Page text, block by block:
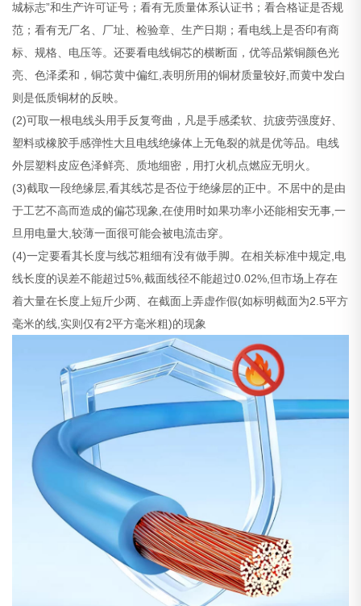
城标志”和生产许可证号；看有无质量体系认证书；看合格证是否规
范；看有无厂名、厂址、检验章、生产日期；看电线上是否印有商
标、规格、电压等。还要看电线铜芯的横断面，优等品紫铜颜色光
亮、色泽柔和，铜芯黄中偏红,表明所用的铜材质量较好,而黄中发白
则是低质铜材的反映。
(2)可取一根电线头用手反复弯曲，凡是手感柔软、抗疲劳强度好、
塑料或橡胶手感弹性大且电线绝缘体上无龟裂的就是优等品。电线
外层塑料皮应色泽鲜亮、质地细密，用打火机点燃应无明火。
(3)截取一段绝缘层,看其线芯是否位于绝缘层的正中。不居中的是由
于工艺不高而造成的偏芯现象,在使用时如果功率小还能相安无事,一
旦用电量大,较薄一面很可能会被电流击穿。
(4)一定要看其长度与线芯粗细有没有做手脚。在相关标准中规定,电
线长度的误差不能超过5%,截面线径不能超过0.02%,但市场上存在
着大量在长度上短斤少两、在截面上弄虚作假(如标明截面为2.5平方
毫米的线,实则仅有2平方毫米粗)的现象